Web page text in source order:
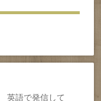
英語で発信して